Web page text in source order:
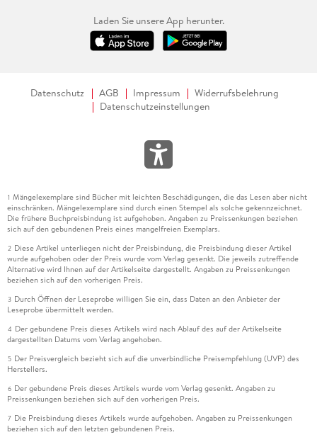
Laden Sie unsere App herunter.
Datenschutz AGB Impressum
Widerrufsbelehrung
Datenschutzeinstellungen
1 Mängelexemplare sind Bücher mit leichten Beschädigungen, die das Lesen aber nicht
einschränken. Mängelexemplare sind durch einen Stempel als solche gekennzeichnet.
Die frühere Buchpreisbindung ist aufgehoben. Angaben zu Preissenkungen beziehen
sich auf den gebundenen Preis eines mangelfreien Exemplars.
2 Diese Artikel unterliegen nicht der Preisbindung, die Preisbindung dieser Artikel
wurde aufgehoben oder der Preis wurde vom Verlag gesenkt. Die jeweils zutreffende
Alternative wird Ihnen auf der Artikelseite dargestellt. Angaben zu Preissenkungen
beziehen sich auf den vorherigen Preis.
3 Durch Öffnen der Leseprobe willigen Sie ein, dass Daten an den Anbieter der
Leseprobe übermittelt werden.
4 Der gebundene Preis dieses Artikels wird nach Ablauf des auf der Artikelseite
dargestellten Datums vom Verlag angehoben.
5 Der Preisvergleich bezieht sich auf die unverbindliche Preisempfehlung (UVP) des
Herstellers.
6 Der gebundene Preis dieses Artikels wurde vom Verlag gesenkt. Angaben zu
Preissenkungen beziehen sich auf den vorherigen Preis.
7 Die Preisbindung dieses Artikels wurde aufgehoben. Angaben zu Preissenkungen
beziehen sich auf den letzten gebundenen Preis.